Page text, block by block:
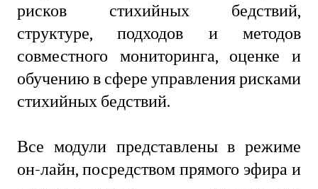
рисков стихийных бедствий,
структуре, подходов и методов
совместного мониторинга, оценке и
обучению в сфере управления рисками
стихийных бедствий.
Все модули представлены в режиме
он-лайн, посредством прямого эфира и